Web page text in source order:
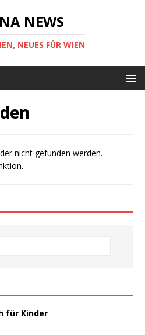
NEWS
NEUES FÜR WIEN
nicht gefunden werden.
für Kinder